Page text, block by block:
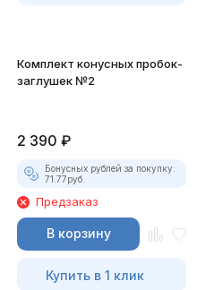
Комплект конусных пробок-
заглушек №2
2 390 ₽
Бонусных рублей за покупку:
71.77руб.
Предзаказ
В корзину
Купить в 1 клик